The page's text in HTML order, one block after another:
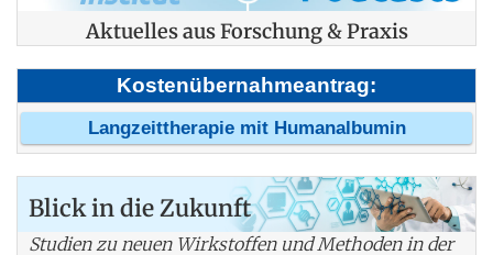
Aktuelles aus Forschung & Praxis
Kostenübernahmeantrag:
Langzeittherapie mit Humanalbumin
Blick in die Zukunft
Studien zu neuen Wirkstoffen und Methoden in der